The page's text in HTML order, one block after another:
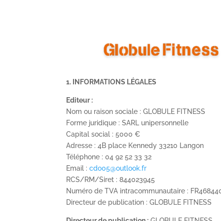
1. INFORMATIONS LÉGALES
Editeur :
Nom ou raison sociale : GLOBULE FITNESS
Forme juridique : SARL unipersonnelle
Capital social : 5000 €
Adresse : 4B place Kennedy 33210 Langon
Téléphone : 04 92 52 33 32
Email :cdo05@outlook.fr
RCS/RM/Siret : 844023945
Numéro de TVA intracommunautaire :
Directeur de publication : GLOBULE FITNESS